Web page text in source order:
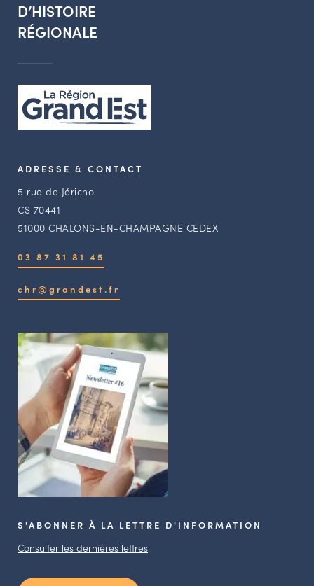
D’HISTOIRE
RÉGIONALE
ADRESSE & CONTACT
5 rue de Jéricho
CS 70441
51000 CHALONS-EN-CHAMPAGNE CEDEX
03 87 31 81 45
chr@grandest.fr
S'ABONNER À LA LETTRE D'INFORMATION
Consulter les dernières lettres